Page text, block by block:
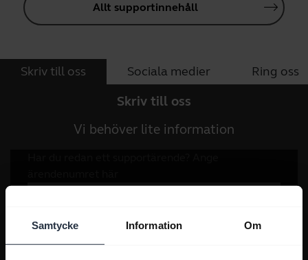
Samtycke Information Om
Allt supportinnehåll
Skriv till oss Sociala medier Ring oss
Skriv till oss
Vi behöver lite information